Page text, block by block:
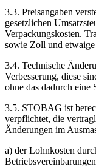
3.3. Preisangaben
gesetzlichen
Verpackungskosten.
sowie Zoll und
3.4. Technische
Verbesserung, diese
ohne das dadurch eine
3.5. STOBAG ist
verpflichtet, die
Änderungen im
a) der Lohnkosten